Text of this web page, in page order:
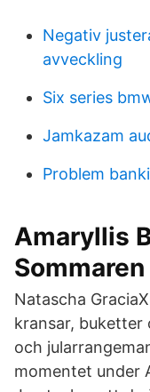
Negativ
avveckling
Six series
Jamkazam
Problem
Amaryllis
Natascha
kransar, buketter
och
momentet under